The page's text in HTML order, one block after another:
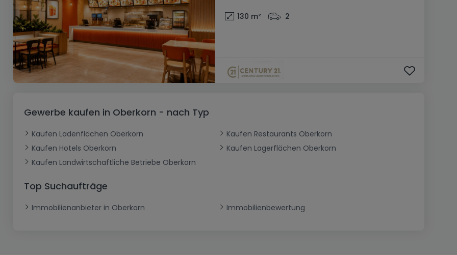
130 m² 2
Gewerbe kaufen in Oberkorn - nach Typ
Kaufen Ladenflächen Oberkorn
Kaufen Restaurants Oberkorn
Kaufen Hotels Oberkorn
Kaufen Lagerflächen Oberkorn
Kaufen Landwirtschaftliche Betriebe Oberkorn
Top Suchaufträge
Immobilienanbieter in Oberkorn Immobilienbewertung